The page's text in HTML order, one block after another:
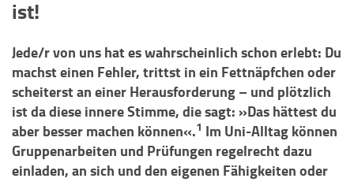
ist!
Jede/r von uns hat es wahrscheinlich schon erlebt: Du
machst einen Fehler, trittst in ein Fettnäpfchen oder
scheiterst an einer Herausforderung – und plötzlich
ist da diese innere Stimme, die sagt: »Das hättest du
aber besser machen können«.1 Im Uni-Alltag können
Gruppenarbeiten und Prüfungen regelrecht dazu
einladen, an sich und den eigenen Fähigkeiten oder